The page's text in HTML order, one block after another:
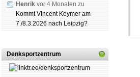
Henrik vor 4 Monaten zu
Kommt Vincent Keymer am
7./8.3.2026 nach Leipzig?
Denksportzentrum